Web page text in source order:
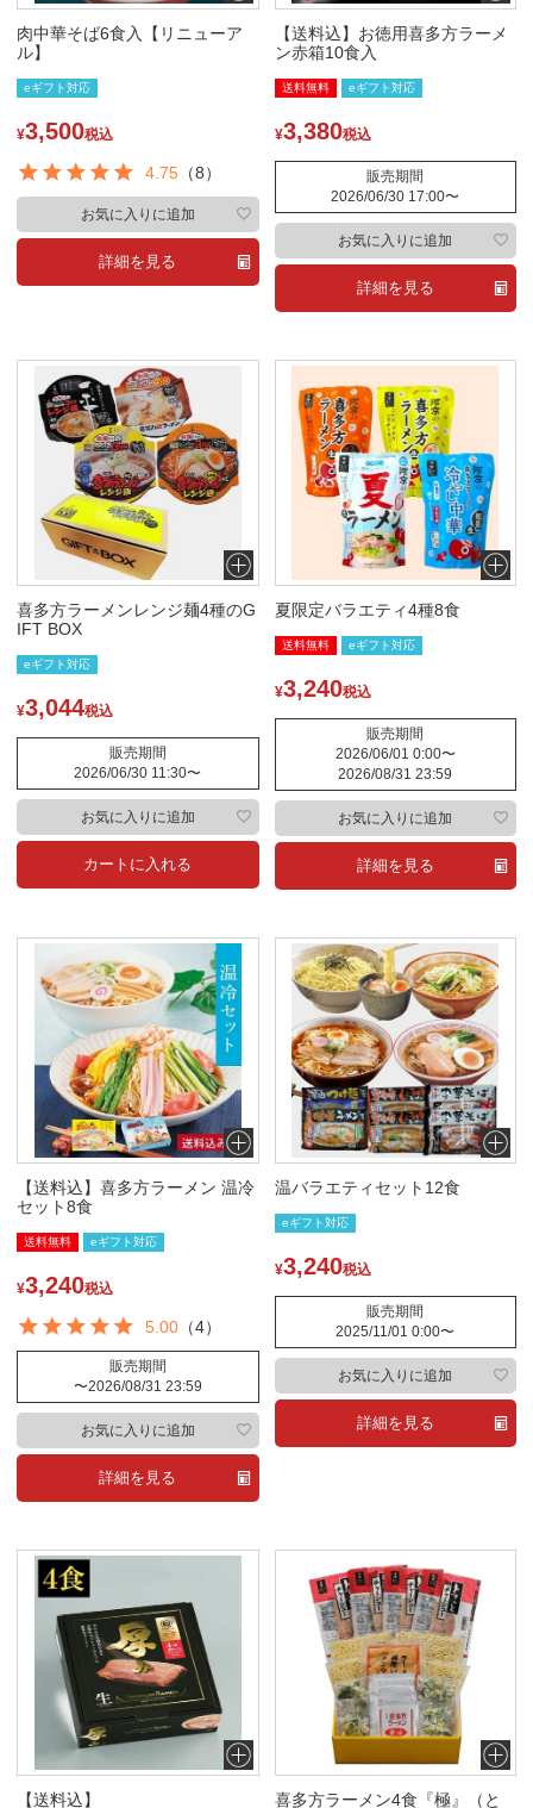
肉中華そば6食入【リニューア
ル】
eギフト対応
¥3,500税込
4.75 （8）
詳細を見る
お気に入りに追加
【送料込】お徳用喜多方ラーメ
ン赤箱10食入
送料無料 eギフト対応
¥3,380税込
販売期間
2026/06/30 17:00〜
詳細を見る
お気に入りに追加
喜多方ラーメンレンジ麺4種のG
IFT BOX
eギフト対応
¥3,044税込
販売期間
2026/06/30 11:30〜
カートに入れる
お気に入りに追加
夏限定バラエティ4種8食
送料無料 eギフト対応
¥3,240税込
販売期間
2026/06/01 0:00〜
2026/08/31 23:59
詳細を見る
お気に入りに追加
【送料込】喜多方ラーメン 温冷
セット8食
送料無料 eギフト対応
¥3,240税込
5.00 （4）
販売期間
〜2026/08/31 23:59
詳細を見る
お気に入りに追加
温バラエティセット12食
eギフト対応
¥3,240税込
販売期間
2025/11/01 0:00〜
詳細を見る
お気に入りに追加
【送料込】
喜多方ラーメン4食『極』（と